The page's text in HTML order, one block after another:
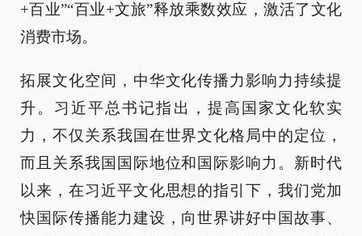
+百业”“百业+文旅”释放乘数效应，激活了文化
消费市场。
拓展文化空间，中华文化传播力影响力持续提
升。习近平总书记指出，提高国家文化软实
力，不仅关系我国在世界文化格局中的定位，
而且关系我国国际地位和国际影响力。新时代
以来，在习近平文化思想的指引下，我们党加
快国际传播能力建设，向世界讲好中国故事、